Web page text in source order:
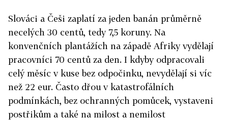
Slováci a Češi zaplatí za jeden banán průměrně
necelých 30 centů, tedy 7,5 koruny. Na
konvenčních plantážích na západě Afriky vydělají
pracovníci 70 centů za den. I kdyby odpracovali
celý měsíc v kuse bez odpočinku, nevydělají si víc
než 22 eur. Často dřou v katastrofálních
podmínkách, bez ochranných pomůcek, vystaveni
postřikům a také na milost a nemilost